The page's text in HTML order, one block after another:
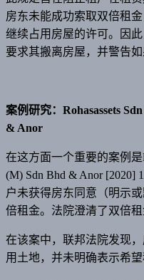
房东未能成功索取双倍租
继续占用房屋的许可。因
要求其搬离房屋，并警告
案例研究：Rohasassets
& Anor
在这方面一个重要的案例是
(M) Sdn Bhd & Anor [2020]
户未获得房东同意（明示
倍租金。法院澄清了双倍
在该案中，联邦法院发现
用土地，并未明确表示希